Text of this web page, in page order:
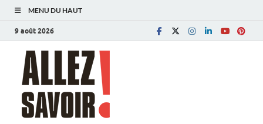
MENU DU HAUT
9 août 2026